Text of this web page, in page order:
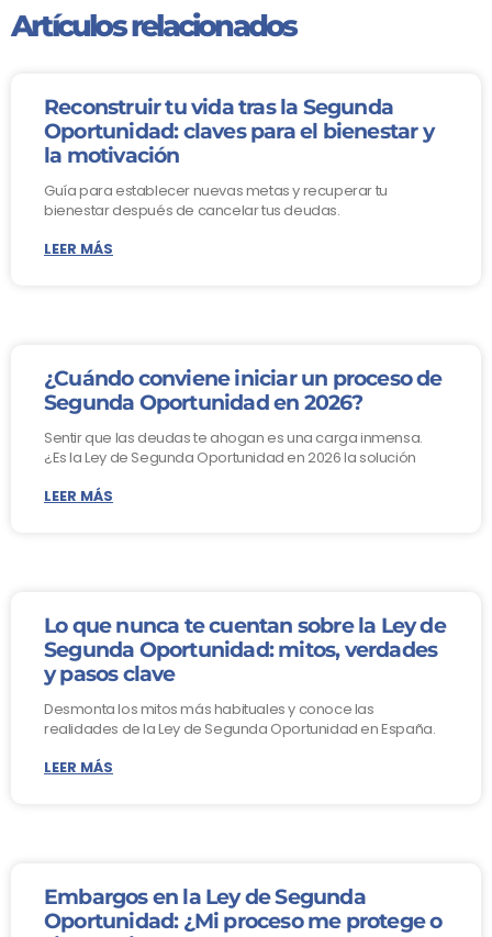
Artículos relacionados
Reconstruir tu vida tras la Segunda
Oportunidad: claves para el bienestar y
la motivación
Guía para establecer nuevas metas y recuperar tu
bienestar después de cancelar tus deudas.
LEER MÁS
¿Cuándo conviene iniciar un proceso de
Segunda Oportunidad en 2026?
Sentir que las deudas te ahogan es una carga inmensa.
¿Es la Ley de Segunda Oportunidad en 2026 la solución
LEER MÁS
Lo que nunca te cuentan sobre la Ley de
Segunda Oportunidad: mitos, verdades
y pasos clave
Desmonta los mitos más habituales y conoce las
realidades de la Ley de Segunda Oportunidad en España.
LEER MÁS
Embargos en la Ley de Segunda
Oportunidad: ¿Mi proceso me protege o